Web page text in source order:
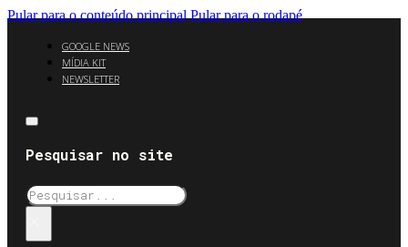
Pular para o conteúdo principal Pular para o rodapé
GOOGLE NEWS
MÍDIA KIT
NEWSLETTER
Pesquisar no site
Pesquisar